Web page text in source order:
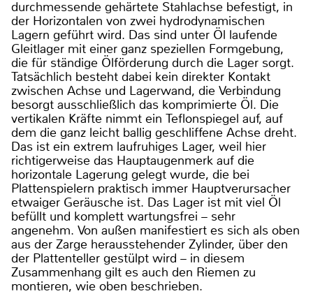
durchmessende gehärtete Stahlachse befestigt, in
der Horizontalen von zwei hydrodynamischen
Lagern geführt wird. Das sind unter Öl laufende
Gleitlager mit einer ganz speziellen Formgebung,
die für ständige Ölförderung durch die Lager sorgt.
Tatsächlich besteht dabei kein direkter Kontakt
zwischen Achse und Lagerwand, die Verbindung
besorgt ausschließlich das komprimierte Öl. Die
vertikalen Kräfte nimmt ein Teflonspiegel auf, auf
dem die ganz leicht ballig geschliffene Achse dreht.
Das ist ein extrem laufruhiges Lager, weil hier
richtigerweise das Hauptaugenmerk auf die
horizontale Lagerung gelegt wurde, die bei
Plattenspielern praktisch immer Hauptverursacher
etwaiger Geräusche ist. Das Lager ist mit viel Öl
befüllt und komplett wartungsfrei – sehr
angenehm. Von außen manifestiert es sich als oben
aus der Zarge herausstehender Zylinder, über den
der Plattenteller gestülpt wird – in diesem
Zusammenhang gilt es auch den Riemen zu
montieren, wie oben beschrieben.